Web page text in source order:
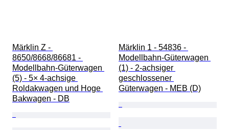
Märklin Z -
8650/8668/86681 -
Modellbahn-Güterwagen
(5) - 5× 4‑achsige
Roldakwagen und Hoge
Bakwagen - DB
Märklin 1 - 54836 -
Modellbahn-Güterwagen
(1) - 2-achsiger
geschlossener
Güterwagen - MEB (D)